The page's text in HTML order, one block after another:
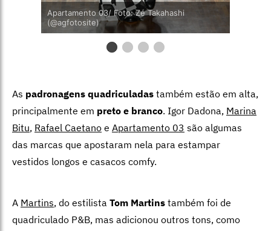
Apartamento 03/ Foto: Zé Takahashi
(@agfotosite)
As padronagens quadriculadas também estão em alta,
principalmente em preto e branco. Igor Dadona, Marina
Bitu, Rafael Caetano e Apartamento 03 são algumas
das marcas que apostaram nela para estampar
vestidos longos e casacos comfy.
A Martins, do estilista Tom Martins também foi de
quadriculado P&B, mas adicionou outros tons, como